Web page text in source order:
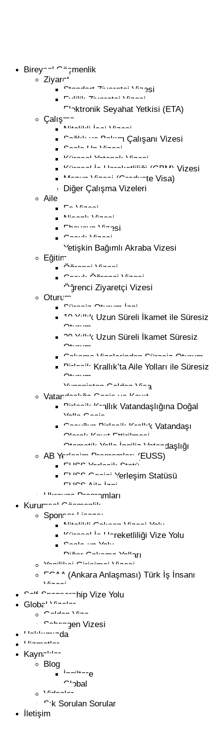
Bireysel Göçmenlik
Ziyaret
Standart Ziyaretçi Vizesi
Evlilik Ziyaretçi Vizesi
Elektronik Seyahat Yetkisi (ETA)
Çalışma
Nitelikli İşçi Vizesi
Sağlık ve Bakım Çalışanı Vizesi
Scale Up Vizesi
Küresel Yetenek Vizesi
Küresel İş Hareketliliği (GBM) Vizesi
Mezun Vizesi (Graduate Visa)
Diğer Çalışma Vizeleri
Aile
Eş Vizesi
Nişanlı Vizesi
Ebeveyn Vizesi
Çocuk Vizesi
Yetişkin Bağımlı Akraba Vizesi
Eğitim
Öğrenci Vizesi
Çocuk Öğrenci Vizesi
Öğrenci Ziyaretçi Vizesi
Oturum
Süresiz Oturum İzni
10 Yıllık Uzun Süreli İkamet ile Süresiz
Oturum
20 Yıllık Uzun Süreli İkamet Süresiz
Oturum
Çalışma Vizelerinden Süresiz Oturum
Birleşik Krallık’ta Aile Yolları ile Süresiz
Oturum
Yunanistan Golden Visa
Vatandaşlığa Geçiş ve Kayıt
Birleşik Krallık Vatandaşlığına Doğal
Yolla Geçiş
Çocuğun Birleşik Krallık Vatandaşı
Olarak Kayıt Ettirilmesi
Otomatik Yolla İngiliz Vatandaşlığı
AB Yerleşim Programları (EUSS)
EUSS Yerleşik Statü
EUSS Geçici Yerleşim Statüsü
EUSS Aile İzni
Ukrayna Programları
Kurumsal Göçmenlik
Sponsor Lisansı
Nitelikli Çalışan Vizesi Yolu
Küresel İş Hareketliliği Vize Yolu
Scale-up Yolu
Diğer Çalışma Yolları
Yenilikçi Girişimci Vizesi
ECAA (Ankara Anlaşması) Türk İş İnsanı
Vizesi
Self-Sponsorship Vize Yolu
Global Vizeler
Golden Vize
Schengen Vizesi
Hakkımızda
Hizmetler
Kaynaklar
Blog
İngiltere
Global
Videolar
Sık Sorulan Sorular
İletişim